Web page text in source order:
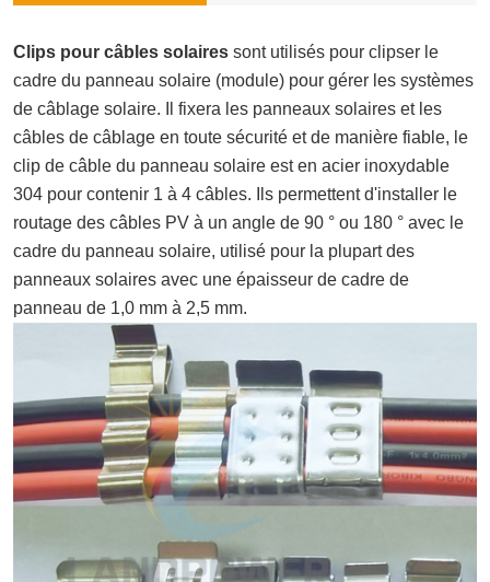
Clips pour câbles solaires sont utilisés pour clipser le
cadre du panneau solaire (module) pour gérer les systèmes
de câblage solaire. Il fixera les panneaux solaires et les
câbles de câblage en toute sécurité et de manière fiable, le
clip de câble du panneau solaire est en acier inoxydable
304 pour contenir 1 à 4 câbles. Ils permettent d'installer le
routage des câbles PV à un angle de 90 ° ou 180 ° avec le
cadre du panneau solaire, utilisé pour la plupart des
panneaux solaires avec une épaisseur de cadre de
panneau de 1,0 mm à 2,5 mm.